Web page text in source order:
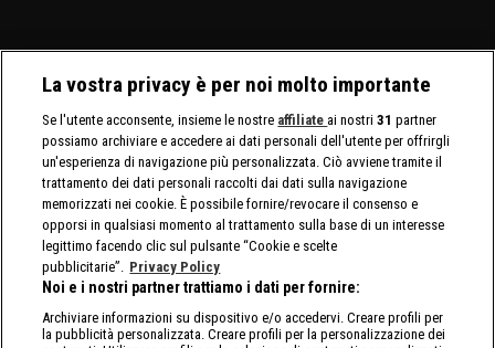
La vostra privacy è per noi molto importante
Se l'utente acconsente, insieme le nostre affiliate ai nostri31 partner
possiamo archiviare e accedere ai dati personali dell'utente per offrirgli
un'esperienza di navigazione più personalizzata. Ciò avviene tramite il
trattamento dei dati personali raccolti dai dati sulla navigazione
memorizzati nei cookie. È possibile fornire/revocare il consenso e
opporsi in qualsiasi momento al trattamento sulla base di un interesse
legittimo facendo clic sul pulsante “Cookie e scelte
pubblicitarie”. Privacy Policy
Noi e i nostri partner trattiamo i dati per fornire:
Archiviare informazioni su dispositivo e/o accedervi. Creare profili per
la pubblicità personalizzata. Creare profili per la personalizzazione dei